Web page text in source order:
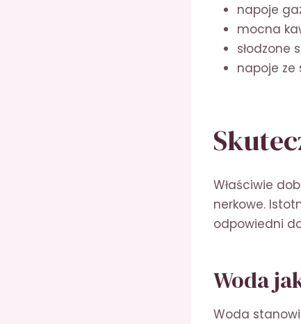
napoje
mocna
słodzone
napoje ze
Właściwie
nerkowe.
odpowiedni
Woda
Woda